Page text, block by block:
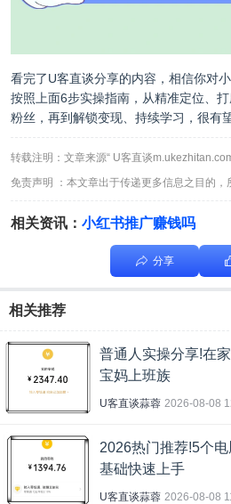
看完了U客直谈分享的内容，相信你对
按照上面6步实操指南，从精准定位、
粉丝，再到解锁变现、持续学习，很有
转载注明：文章来源“ U客直谈
免责声明 ：本文章出于传递更多信息之目的，
相关资讯： 小红书推广赚钱吗
分享
相关推荐
普通人实操分享!在
宝妈上班族
U客直谈蒜蓉 2026-08-08
2026热门推荐!5个
基础快速上手
U客直谈蒜蓉 2026-08-08